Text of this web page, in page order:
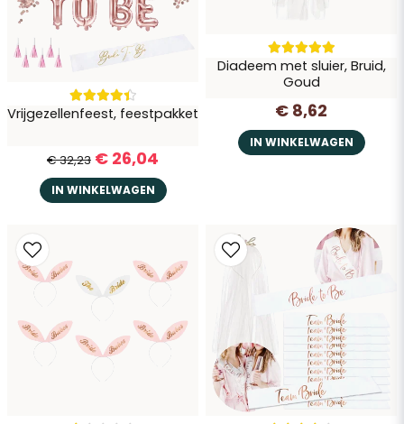
Vraag verzenden
Vrijgezellenfeest, feestpakket
€ 32,23 € 26,04
IN WINKELWAGEN
Diadeem met sluier, Bruid,
Goud
€ 8,62
IN WINKELWAGEN